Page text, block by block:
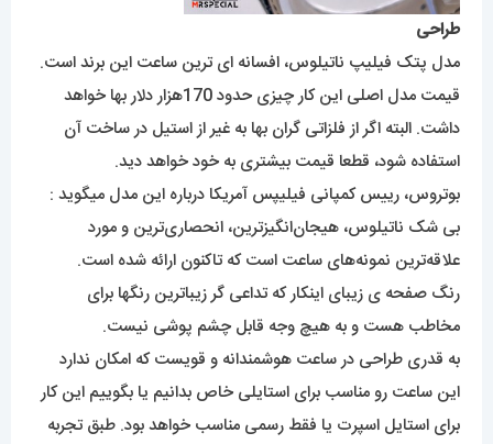
طراحی
مدل پتک فیلیپ ناتیلوس، افسانه ای ترین ساعت این برند است.
قیمت مدل اصلی این کار چیزی حدود 170هزار دلار بها خواهد
داشت. البته اگر از فلزاتی گران بها به غیر از استیل در ساخت آن
استفاده شود، قطعا قیمت بیشتری به خود خواهد دید.
بوتروس، رییس کمپانی فیلیپس آمریکا درباره این مدل میگوید :
بی شک ناتیلوس، هیجان‌انگیزترین، انحصاری‌ترین و مورد
علاقه‌ترین نمونه‌های ساعت است که تاکنون ارائه شده است.
رنگ صفحه ی زیبای اینکار که تداعی گر زیباترین رنگها برای
مخاطب هست و به هیچ وجه قابل چشم پوشی نیست.
به قدری طراحی در ساعت هوشمندانه و قویست که امکان ندارد
این ساعت رو مناسب برای استایلی خاص بدانیم یا بگوییم این کار
برای استایل اسپرت یا فقط رسمی مناسب خواهد بود. طبق تجربه